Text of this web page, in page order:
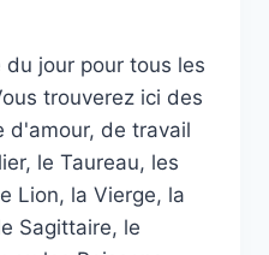
jour pour tous les
trouverez ici des
d'amour, de travail
le Taureau, les
Lion, la Vierge, la
Sagittaire, le